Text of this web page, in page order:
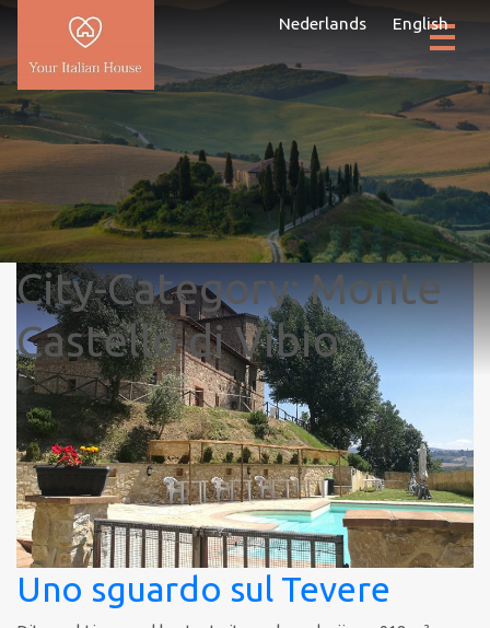
Nederlands English
City-Category:Monte
Castello di Vibio
Uno sguardo sul Tevere